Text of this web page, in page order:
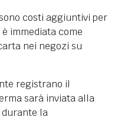
costi aggiuntivi per
immediata come
nei negozi su
registrano il
sarà inviata alla
la